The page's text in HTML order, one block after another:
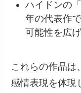
ハイドンの
年の代表作
可能性を広
これらの作品は
感情表現を体現